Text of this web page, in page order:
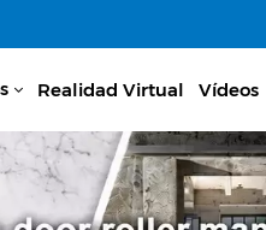
Realidad Virtual Vídeos